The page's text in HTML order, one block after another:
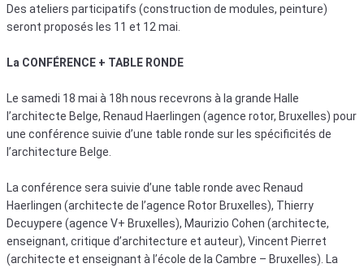
Des ateliers participatifs (construction de modules, peinture)
seront proposés les 11 et 12 mai.
La CONFÉRENCE + TABLE RONDE
Le samedi 18 mai à 18h nous recevrons à la grande Halle
l’architecte Belge, Renaud Haerlingen (agence rotor, Bruxelles) pour
une conférence suivie d’une table ronde sur les spécificités de
l’architecture Belge.
La conférence sera suivie d’une table ronde avec Renaud
Haerlingen (architecte de l’agence Rotor Bruxelles), Thierry
Decuypere (agence V+ Bruxelles), Maurizio Cohen (architecte,
enseignant, critique d’architecture et auteur), Vincent Pierret
(architecte et enseignant à l’école de la Cambre – Bruxelles). La